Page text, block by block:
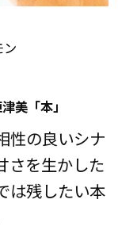
ン
美「本」
性の良いシナ
さを生かした
は残したい本